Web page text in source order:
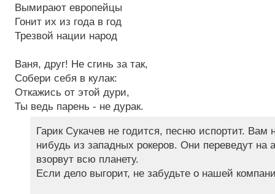
Вымирают европейцы
Гонит их из года в год
Трезвой нации народ
Ваня, друг! Не сгинь за так,
Собери себя в кулак:
Откажись от этой дури,
Ты ведь парень - не дурак.
Гарик Сукачев не годится, песню испортит. Вам
нибудь из западных рокеров. Они переведут на
взорвут всю планету.
Если дело выгорит, не забудьте о нашей